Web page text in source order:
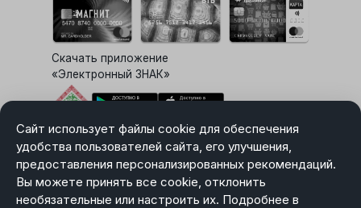
Сайт использует файлы cookie для обеспечения
удобства пользователей сайта, его улучшения,
предоставления персонализированных рекомендаций.
Вы можете принять все cookie, отклонить
необязательные или настроить их. Подробнее в
Скачать приложение
«Электронный ЗНАК»
Выбор настроек Cookie
Карта сайта